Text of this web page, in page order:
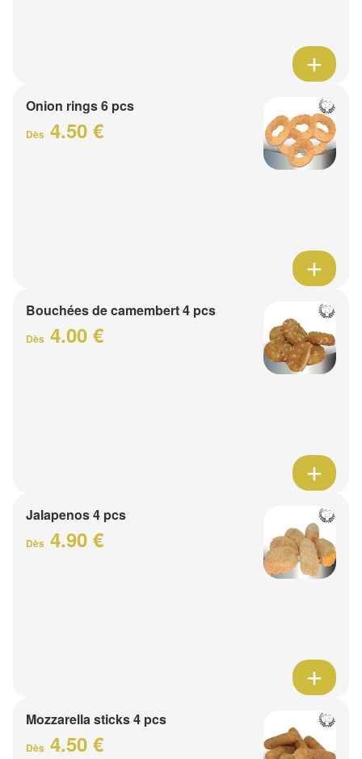
Onion rings 6 pcs
Dès 4.50 €
Bouchées de camembert 4 pcs
Dès 4.00 €
Jalapenos 4 pcs
Dès 4.90 €
Mozzarella sticks 4 pcs
Dès 4.50 €